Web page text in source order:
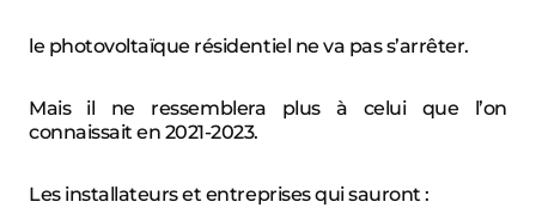
le photovoltaïque résidentiel ne va pas s’arrêter.
Mais il ne ressemblera plus à celui que l’on
connaissait en 2021-2023.
Les installateurs et entreprises qui sauront :